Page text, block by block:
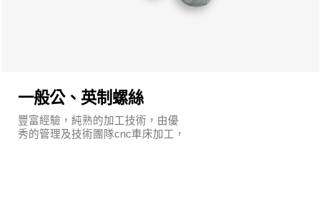
一般公、英制螺絲
豐富經驗，純熟的加工技術，由優
秀的管理及技術團隊cnc車床加工，